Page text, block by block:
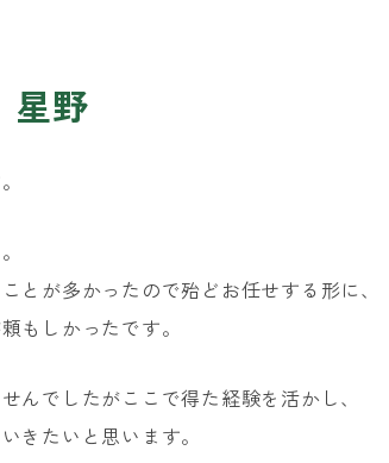
野
とが多かったので殆どお任せする形に、
もしかったです。
んでしたがここで得た経験を活かし、
きたいと思います。